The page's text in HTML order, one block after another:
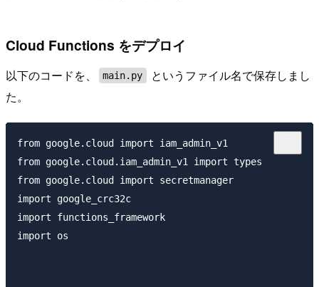
Cloud Functions をデプロイ
以下のコードを、 main.py
というファイル名で保存しまし
た。
from google.cloud import iam_admin_v1
from google.cloud.iam_admin_v1 import types
from google.cloud import secretmanager
import google_crc32c
import functions_framework
import os